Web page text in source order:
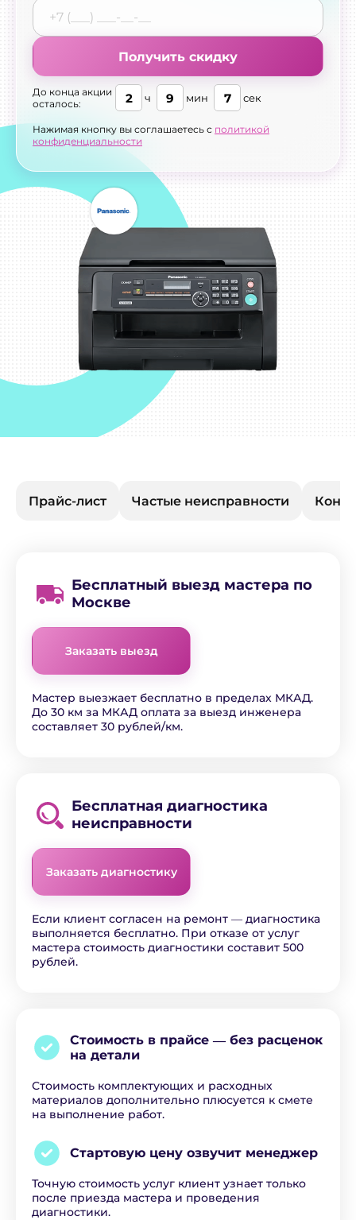
Получить скидку
До конца акции
осталось:
2 ч 9 мин 6 сек
Нажимая кнопку вы соглашаетесь с политикой
конфиденциальности
Прайс-лист Частые неисправности
Бесплатный выезд мастера по
Москве
Заказать выезд
Мастер выезжает бесплатно в пределах МКАД.
До 30 км за МКАД оплата за выезд инженера
составляет 30 рублей/км.
Бесплатная диагностика
неисправности
Заказать диагностику
Если клиент согласен на ремонт ― диагностика
выполняется бесплатно. При отказе от услуг
мастера стоимость диагностики составит 500
рублей.
Стоимость в прайсе ― без расценок
на детали
Стоимость комплектующих и расходных
материалов дополнительно плюсуется к смете
на выполнение работ.
Стартовую цену озвучит менеджер
Точную стоимость услуг клиент узнает только
после приезда мастера и проведения
диагностики.